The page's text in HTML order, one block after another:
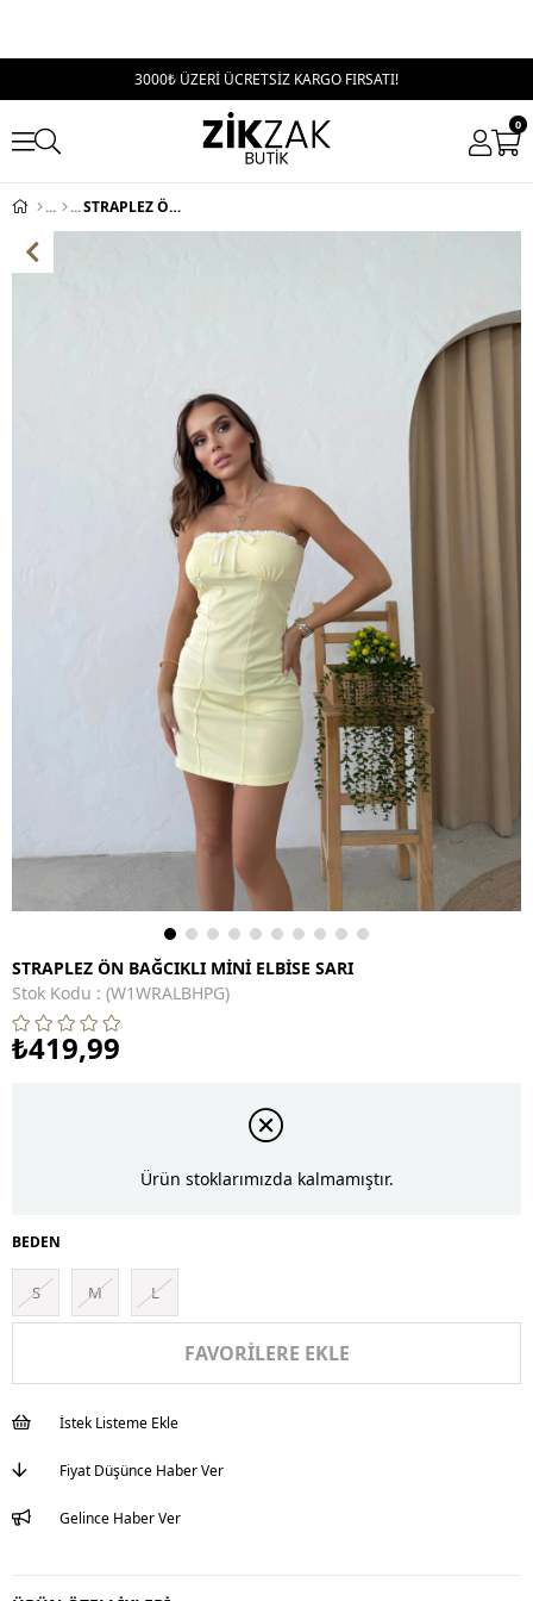
3000₺ ÜZERİ ÜCRETSİZ KARGO FIRSATI!
0
STRAPLEZ ÖN BAĞCIKLI MİNİ ELBİSE SARI
STRAPLEZ ÖN BAĞCIKLI MİNİ ELBİSE SARI
Stok Kodu
(W1WRALBHPG)
₺419,99
Ürün stoklarımızda kalmamıştır.
BEDEN
S M L
FAVORILERE EKLE
İstek Listeme Ekle
Fiyat Düşünce Haber Ver
Gelince Haber Ver